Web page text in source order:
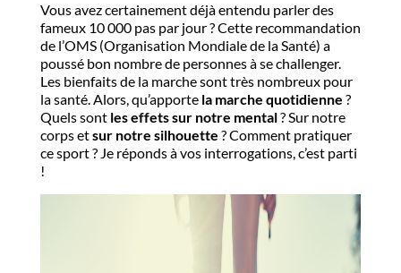
Vous avez certainement déjà entendu parler des
fameux 10 000 pas par jour ? Cette recommandation
de l’OMS (Organisation Mondiale de la Santé) a
poussé bon nombre de personnes à se challenger.
Les bienfaits de la marche sont très nombreux pour
la santé. Alors, qu’apporte la marche quotidienne ?
Quels sont les effets sur notre mental? Sur notre
corps etsur notre silhouette ? Comment pratiquer
ce sport ? Je réponds à vos interrogations, c’est parti
!